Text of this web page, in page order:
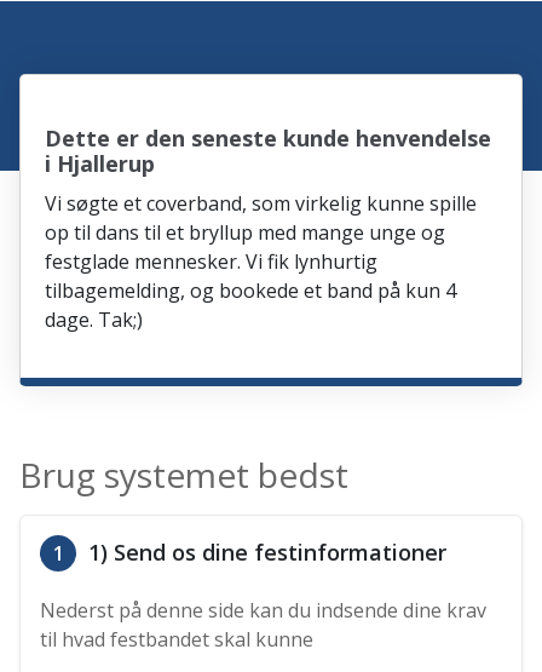
Dette er den seneste kunde henvendelse
i Hjallerup
Vi søgte et coverband, som virkelig kunne spille
op til dans til et bryllup med mange unge og
festglade mennesker. Vi fik lynhurtig
tilbagemelding, og bookede et band på kun 4
dage. Tak;)
Brug systemet bedst
1 1) Send os dine festinformationer
Nederst på denne side kan du indsende dine krav
til hvad festbandet skal kunne